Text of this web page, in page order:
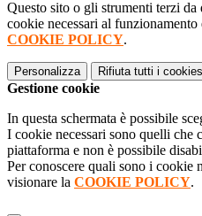
Questo sito o gli strumenti terzi
cookie necessari al
COOKIE POLICY.
Personalizza Rifiuta tutti i cookies
Gestione cookie
In questa schermata è possibile
I cookie necessari sono quelli che
piattaforma e non è possibile
Per conoscere quali sono i cookie
visionare la COOKIE POLICY.